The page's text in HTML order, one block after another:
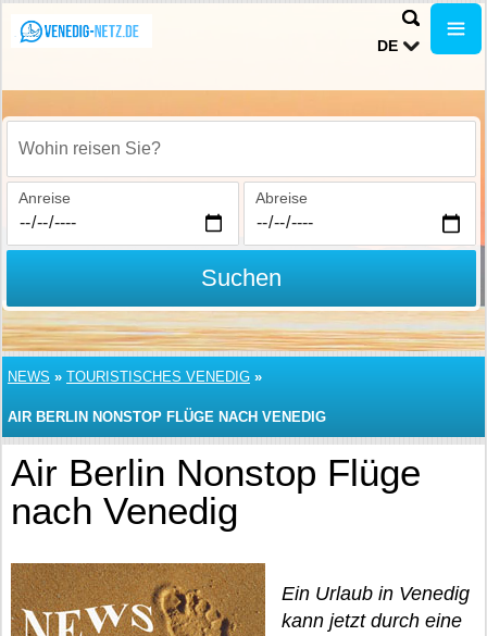
DE
Wohin reisen Sie?
Anreise Abreise
Suchen
NEWS » TOURISTISCHES VENEDIG »
AIR BERLIN NONSTOP FLÜGE NACH VENEDIG
Air Berlin Nonstop Flüge
nach Venedig
Ein Urlaub in Venedig
kann jetzt durch eine